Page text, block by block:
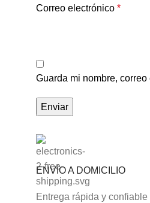
Correo electrónico *
Guarda mi nombre,
ENVÍO A DOMICILIO
Entrega rápida y confiable